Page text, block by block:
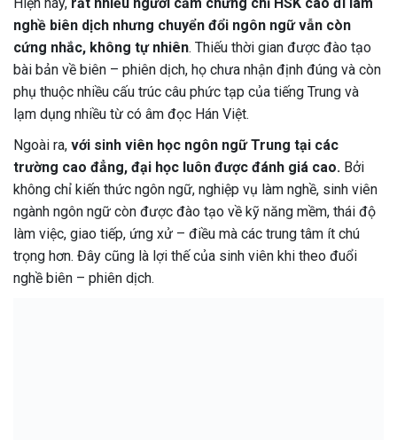
nghề biên dịch nhưng chuyển đổi ngôn ngữ vẫn còn
cứng nhắc, không tự nhiên. Thiếu thời gian được đào tạo
bài bản về biên – phiên dịch, họ chưa nhận định đúng và còn
phụ thuộc nhiều cấu trúc câu phức tạp của tiếng Trung và
lạm dụng nhiều từ có âm đọc Hán Việt.
Ngoài ra, với sinh viên học ngôn ngữ Trung tại các
trường cao đẳng, đại học luôn được đánh giá cao. Bởi
không chỉ kiến thức ngôn ngữ, nghiệp vụ làm nghề, sinh viên
ngành ngôn ngữ còn được đào tạo về kỹ năng mềm, thái độ
làm việc, giao tiếp, ứng xử – điều mà các trung tâm ít chú
trọng hơn. Đây cũng là lợi thế của sinh viên khi theo đuổi
nghề biên – phiên dịch.